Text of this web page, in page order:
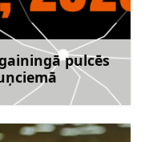
pulcēs
Uzzināt vairāk